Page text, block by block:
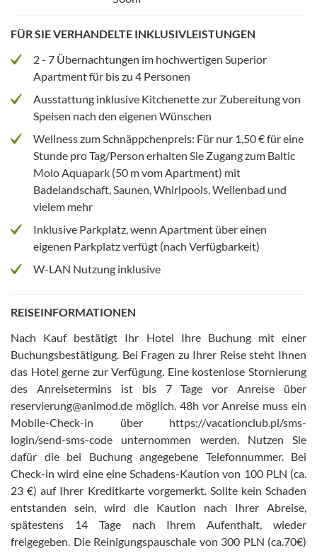
FÜR SIE VERHANDELTE INKLUSIVLEISTUNGEN
2 - 7 Übernachtungen im hochwertigen Superior
Apartment für bis zu 4 Personen
Ausstattung inklusive Kitchenette zur Zubereitung von
Speisen nach den eigenen Wünschen
Wellness zum Schnäppchenpreis: Für nur 1,50 € für eine
Stunde pro Tag/Person erhalten Sie Zugang zum Baltic
Molo Aquapark (50 m vom Apartment) mit
Badelandschaft, Saunen, Whirlpools, Wellenbad und
vielem mehr
Inklusive Parkplatz, wenn Apartment über einen
eigenen Parkplatz verfügt (nach Verfügbarkeit)
W-LAN Nutzung inklusive
REISEINFORMATIONEN
Nach Kauf bestätigt Ihr Hotel Ihre Buchung mit einer
Buchungsbestätigung Bei Fragen zu Ihrer Reise steht Ihnen
das Hotel gerne zur Verfügung Eine kostenlose Stornierung
des Anreisetermins ist bis 7 Tage vor Anreise über
reservierung@animod.de möglich 48h vor Anreise muss ein
Mobile-Check-in über https://vacationclub.pl/sms-
login/send-sms-code unternommen werden. Nutzen Sie
dafür die bei Buchung angegebene Telefonnummer. Bei
Check-in wird eine eine Schadens-Kaution von 100 PLN (ca.
23 €) auf Ihrer Kreditkarte vorgemerkt. Sollte kein Schaden
entstanden sein, wird die Kaution nach Ihrer Abreise,
spätestens 14 Tage nach Ihrem Aufenthalt, wieder
freigegeben Die Reinigungspauschale von 300 PLN (ca.70€)